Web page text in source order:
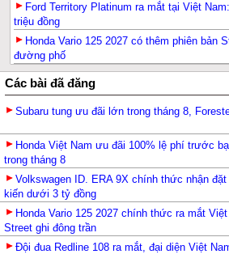
Ford Territory Platinum ra mắt tại Việt
triệu đồng
Honda Vario 125 2027 có thêm phiên bản
đường phố
Các bài đã đăng
Subaru tung ưu đãi lớn trong tháng 8,
Honda Việt Nam ưu đãi 100% lệ phí trước
trong tháng 8
Volkswagen ID. ERA 9X chính thức nhận
kiến dưới 3 tỷ đồng
Honda Vario 125 2027 chính thức ra mắt
Street ghi đông trần
Đội đua Redline 108 ra mắt, đại diện Việt